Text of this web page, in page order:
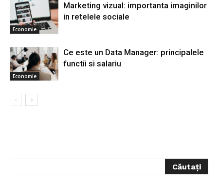
Economie
Marketing vizual: importanta imaginilor
in retelele sociale
Economie
Ce este un Data Manager: principalele
functii si salariu